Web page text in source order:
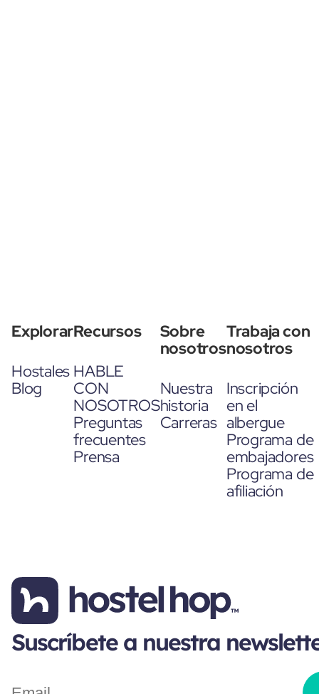
Explorar
Hostales
Blog
Recursos
HABLE
CON
NOSOTROS
Preguntas
frecuentes
Prensa
Sobre
nosotros
Nuestra
historia
Carreras
Trabaja con
nosotros
Inscripción
en el
albergue
Programa de
embajadores
Programa de
afiliación
Suscríbete a nuestra